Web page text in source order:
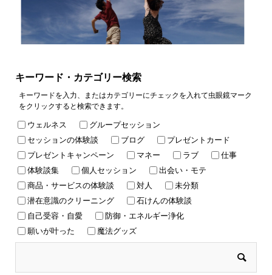
キーワード・カテゴリー検索
キーワードを入力、またはカテゴリーにチェックを入れて虫眼鏡マーク
をクリックすると検索できます。
ウェルネス
グループセッション
セッションの体験談
ブログ
プレゼントカード
プレゼントキャンペーン
マネー ラブ
仕事
体験談集
個人セッション
出会い・モテ
商品・サービスの体験談
対人
未分類
潜在意識のクリーニング
石けんの体験談
自己受容・自愛
防御・エネルギー浄化
願いが叶った
魔法グッズ